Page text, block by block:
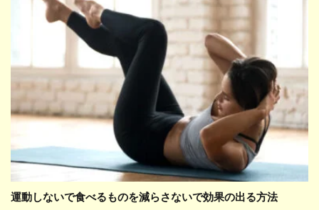
運動しないで食べるものを減らさないで効果の出る方法